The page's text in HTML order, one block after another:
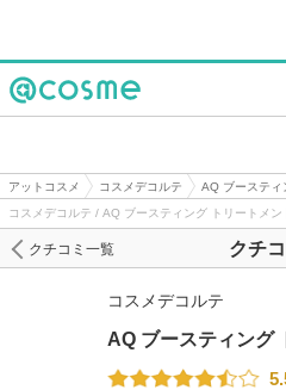
アットコスメ コスメデコルテ AQ ブースティ
コスメデコルテ / AQ ブースティング トリートメン
クチ
クチコミ一覧
コスメデコルテ
AQ ブースティング